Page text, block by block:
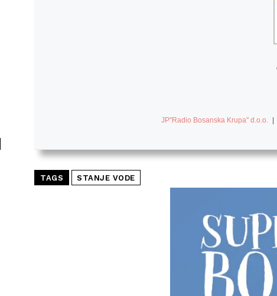
JP"Radio Bosanska Krupa" d.o.o. |
TAGS STANJE VODE